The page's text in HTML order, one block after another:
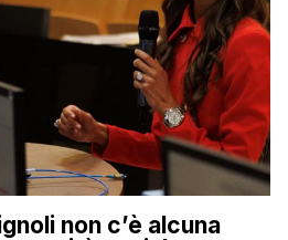
non c’è alcuna